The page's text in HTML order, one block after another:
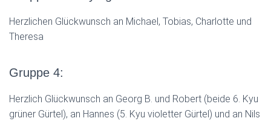
Herzlichen Glückwunsch an Michael, Tobias, Charlotte und
Theresa
Gruppe 4:
Herzlich Glückwunsch an Georg B. und Robert (beide 6. Kyu
grüner Gürtel), an Hannes (5. Kyu violetter Gürtel) und an Nils